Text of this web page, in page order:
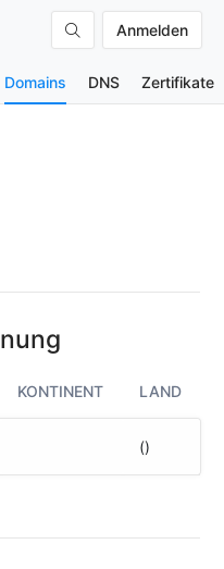
Anmelden
Domains DNS Zertifikate
KONTINENT LAND
()